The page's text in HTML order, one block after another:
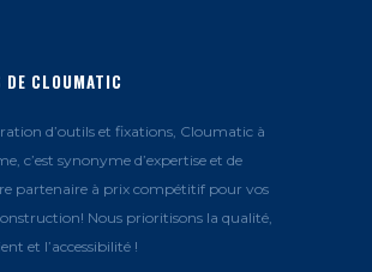
DE CLOUMATIC
d’outils et fixations, Cloumatic à
c’est synonyme d’expertise et de
partenaire à prix compétitif pour vos
Nous prioritisons la qualité,
et l’accessibilité !